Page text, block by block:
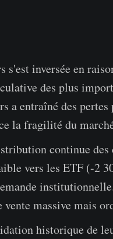
inversée en
des plus
a entraîné des pertes
la fragilité du
continue des
vers les ETF (-2
massive mais
historique de